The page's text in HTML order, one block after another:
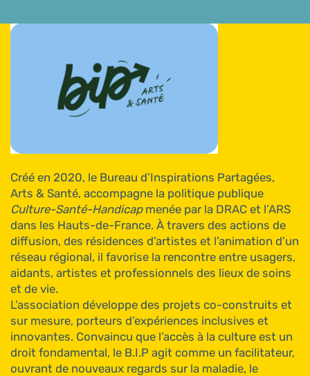
Créé en 2020, le Bureau d’Inspirations Partagées,
Arts & Santé, accompagne la politique publique
Culture-Santé-Handicapmenée par la DRAC et l’ARS
dans les Hauts-de-France. À travers des actions de
diffusion, des résidences d’artistes et l’animation d’un
réseau régional, il favorise la rencontre entre usagers,
aidants, artistes et professionnels des lieux de soins
et de vie.
L’association développe des projets co-construits et
sur mesure, porteurs d’expériences inclusives et
innovantes. Convaincu que l’accès à la culture est un
droit fondamental, le B.I.P agit comme un facilitateur,
ouvrant de nouveaux regards sur la maladie, le